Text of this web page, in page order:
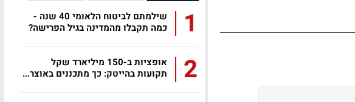
1
שילמתם לביטוח הלאומי 40 שנה -
כמה תקבלו מהמדינה בגיל הפרישה?
2
אופציות ב-150 מיליארד שקל
תקועות בהייטק: כך מתכננים באוצר...